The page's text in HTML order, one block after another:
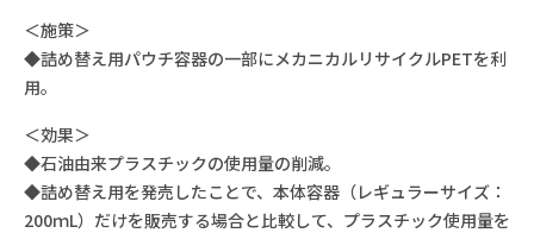
＜施策＞
◆詰め替え用パウチ容器の一部にメカニカルリサイクルPETを利
用。
＜効果＞
◆石油由来プラスチックの使用量の削減。
◆詰め替え用を発売したことで、本体容器（レギュラーサイズ：
200ｍL）だけを販売する場合と比較して、プラスチック使用量を